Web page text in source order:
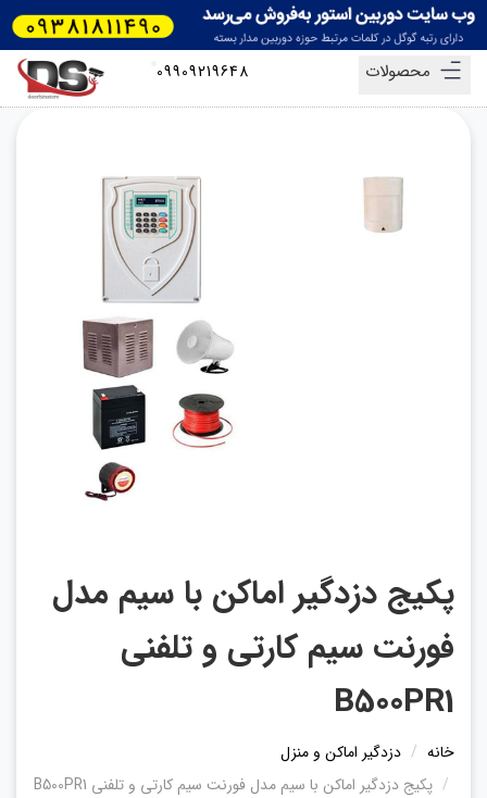
محصولات 09909219648
پکیج دزدگیر اماکن با سیم مدل
فورنت سیم کارتی و تلفنی
B500PR1
خانه
دزدگیر اماکن و منزل
پکیج دزدگیر اماکن با سیم مدل فورنت سیم کارتی و تلفنی B500PR1